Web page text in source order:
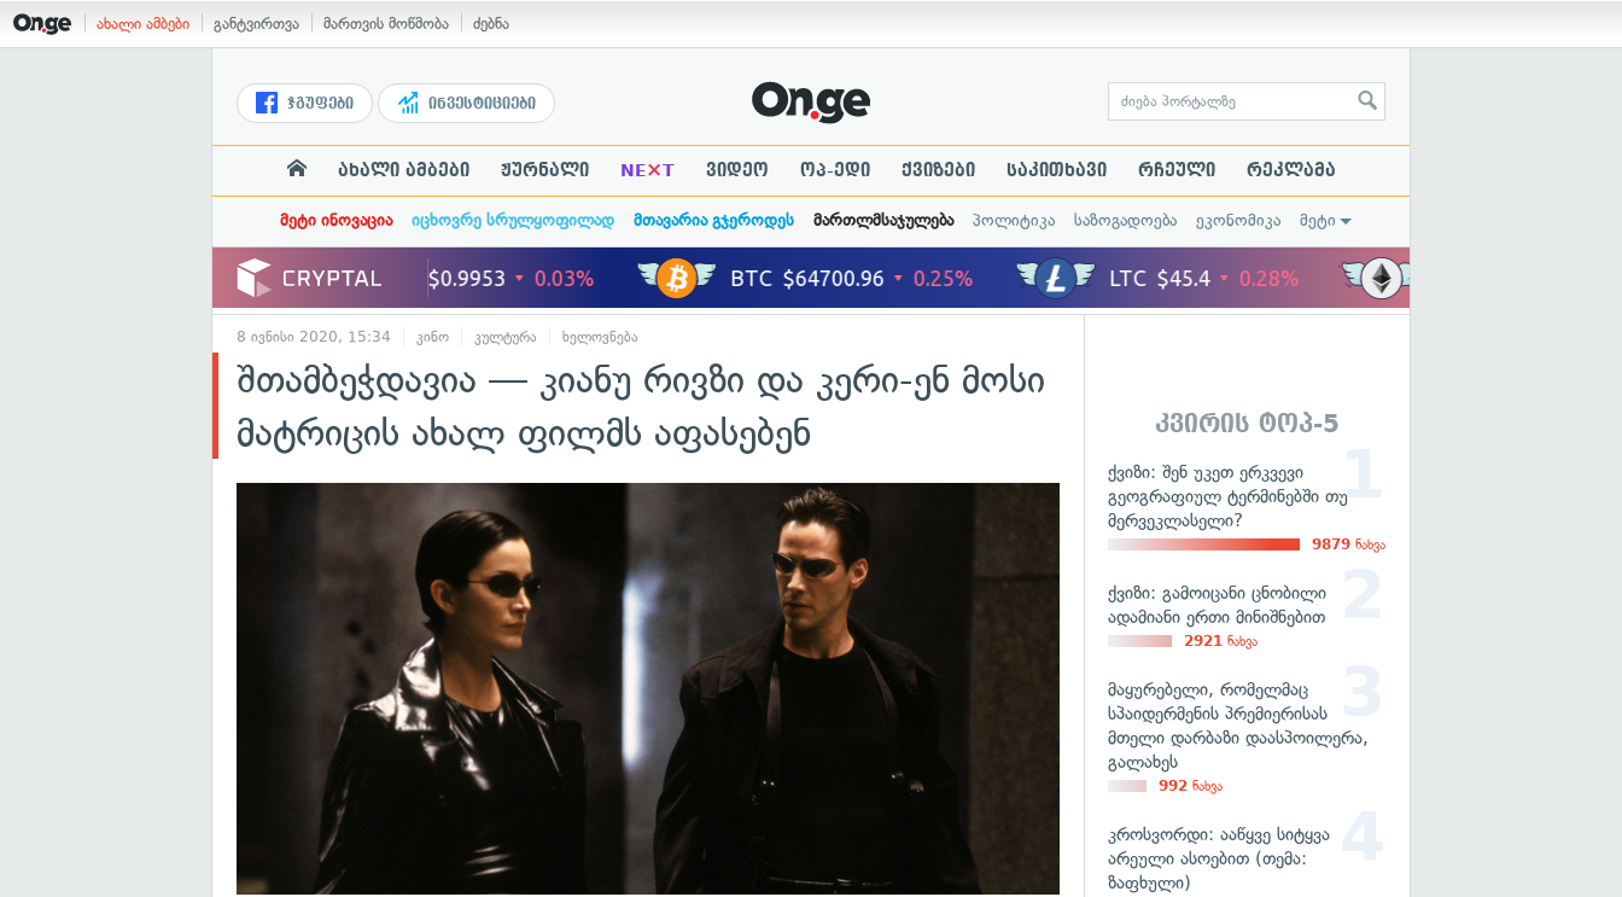
ახალი ამბები განტვირთვა მართვის მოწმობა ძებნა
ჯგუფები ინვესტიციები
ახალი ამბები ჟურნალი NE×T ვიდეო ოპ-ედი ქვიზები საკითხავი რჩეული რეკლამა
მეტი ინოვაცია იცხოვრე სრულყოფილად მთავარია გჯეროდეს მართლმსაჯულება პოლიტიკა საზოგადოება ეკონომიკა მეტი
8 ივნისი 2020, 15:34 კინო კულტურა ხელოვნება
შთამბეჭდავია — კიანუ რივზი და კერი-ენ მოსი
მატრიცის ახალ ფილმს აფასებენ
კვირის ტოპ-5
ქვიზი: შენ უკეთ ერკვევი
გეოგრაფიულ ტერმინებში თუ
მერვეკლასელი?
9879 ნახვა
ქვიზი: გამოიცანი ცნობილი
ადამიანი ერთი მინიშნებით
2921 ნახვა
მაყურებელი, რომელმაც
სპაიდერმენის პრემიერისას
მთელი დარბაზი დაასპოილერა,
გალახეს
992 ნახვა
კროსვორდი: ააწყვე სიტყვა
არეული ასოებით (თემა:
ზაფხული)